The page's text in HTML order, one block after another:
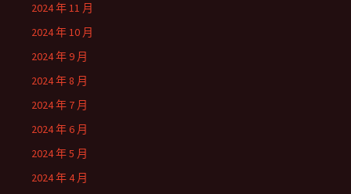
2024 年 11 月
2024 年 10 月
2024 年 9 月
2024 年 8 月
2024 年 7 月
2024 年 6 月
2024 年 5 月
2024 年 4 月